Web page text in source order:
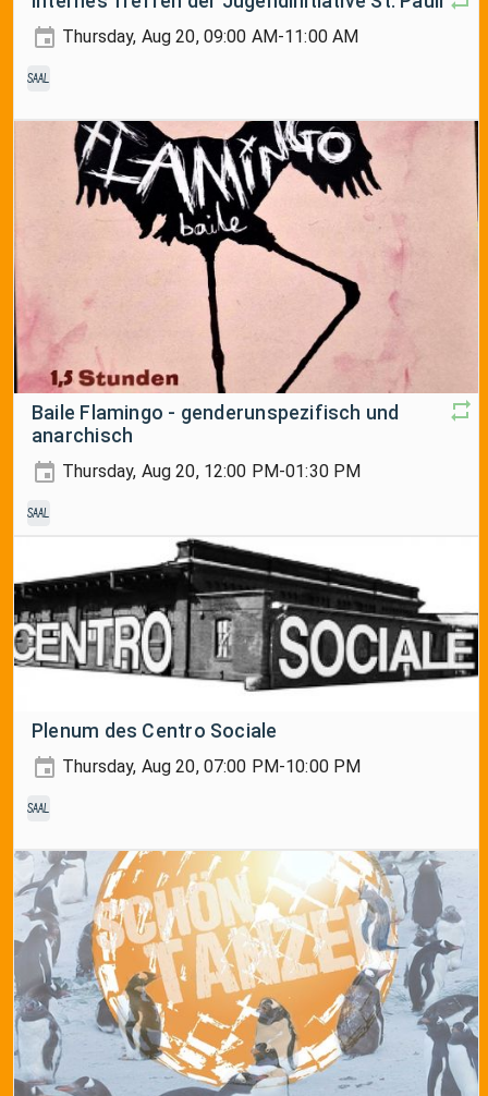
Thursday, Aug 20, 09:00 AM-11:00 AM
Saal
Baile Flamingo - genderunspezifisch und
anarchisch
Thursday, Aug 20, 12:00 PM-01:30 PM
Saal
Plenum des Centro Sociale
Thursday, Aug 20, 07:00 PM-10:00 PM
Saal